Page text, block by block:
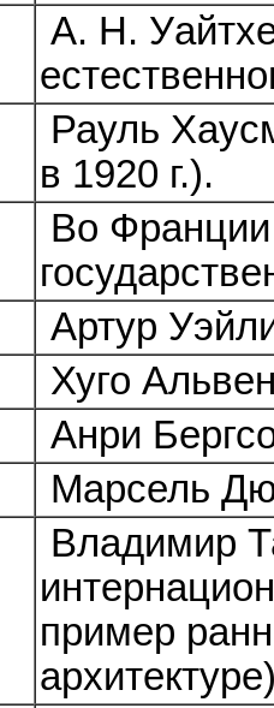
А. Н.
Рауль
в 1920 г.).
Во
Артур
Хуго
Анри
Марсель
Владимир
пример